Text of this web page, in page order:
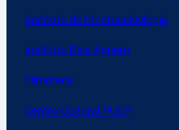
Instituto de Etnomusicología
Instituto Riva Agüero
Filmoteca
Centro Cultural PUCP